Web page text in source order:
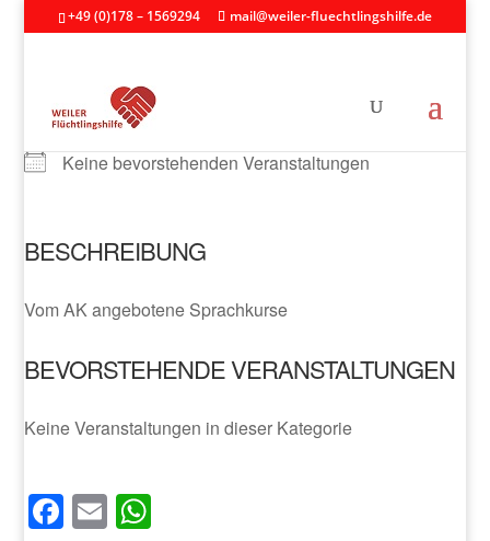
+49 (0)178 – 1569294 mail@weiler-fluechtlingshilfe.de
NÄCHSTE VERANSTALTUNG
Keine bevorstehenden Veranstaltungen
BESCHREIBUNG
Vom AK angebotene Sprachkurse
BEVORSTEHENDE VERANSTALTUNGEN
Keine Veranstaltungen in dieser Kategorie
Facebook
Email